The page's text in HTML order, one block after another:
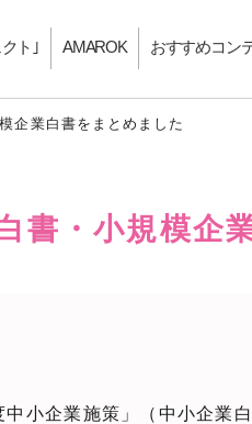
ト｣ AMAROK おすすめコン
企業白書をまとめました
書・小規模企
小企業施策」（中小企業